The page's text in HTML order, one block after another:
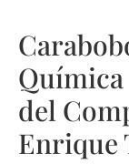
del
Enrique